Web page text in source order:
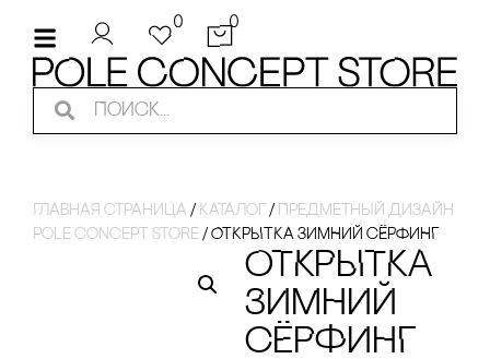
0 0
Главная страница / Каталог / Предметный дизайн
pole concept store / ОТКРЫТКА ЗИМНИЙ сЁРФИНГ
ОТКРЫТКА
ЗИМНИЙ
сЁРФИНГ